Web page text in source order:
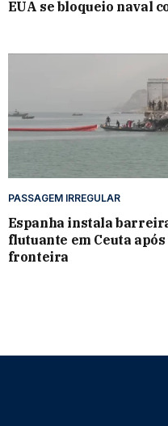
EUA se bloqueio naval
PASSAGEM IRREGULAR
Espanha instala
flutuante em Ceuta após
fronteira